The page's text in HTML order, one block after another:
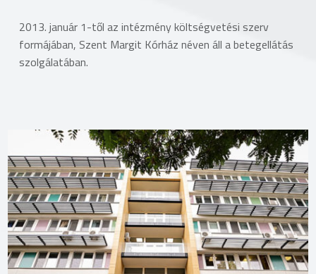
2013. január 1-től az intézmény költségvetési szerv
formájában, Szent Margit Kórház néven áll a betegellátás
szolgálatában.